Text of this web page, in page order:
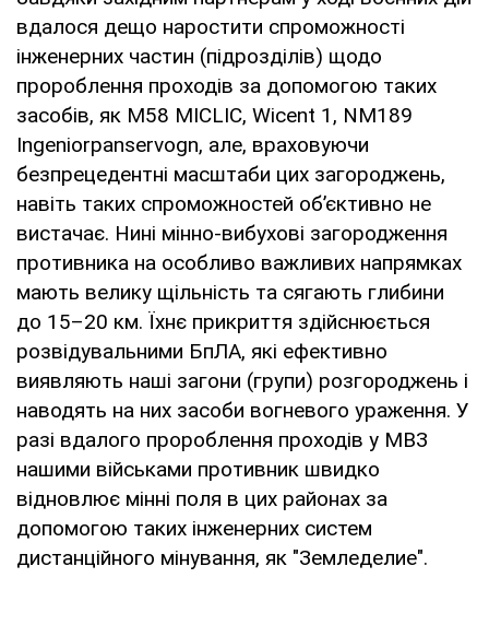
вдалося дещо наростити спроможності
інженерних частин (підрозділів) щодо
пророблення проходів за допомогою таких
засобів, як M58 MICLIC, Wicent 1, NM189
Ingeniorpanservogn, але, враховуючи
безпрецедентні масштаби цих загороджень,
навіть таких спроможностей об’єктивно не
вистачає. Нині мінно-вибухові загородження
противника на особливо важливих напрямках
мають велику щільність та сягають глибини
до 15–20 км. Їхнє прикриття здійснюється
розвідувальними БпЛА, які ефективно
виявляють наші загони (групи) розгороджень і
наводять на них засоби вогневого ураження. У
разі вдалого пророблення проходів у МВЗ
нашими військами противник швидко
відновлює мінні поля в цих районах за
допомогою таких інженерних систем
дистанційного мінування, як "Земледелие".